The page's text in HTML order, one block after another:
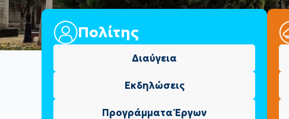
Πολίτης
Διαύγεια
Εκδηλώσεις
Προγράμματα Έργων